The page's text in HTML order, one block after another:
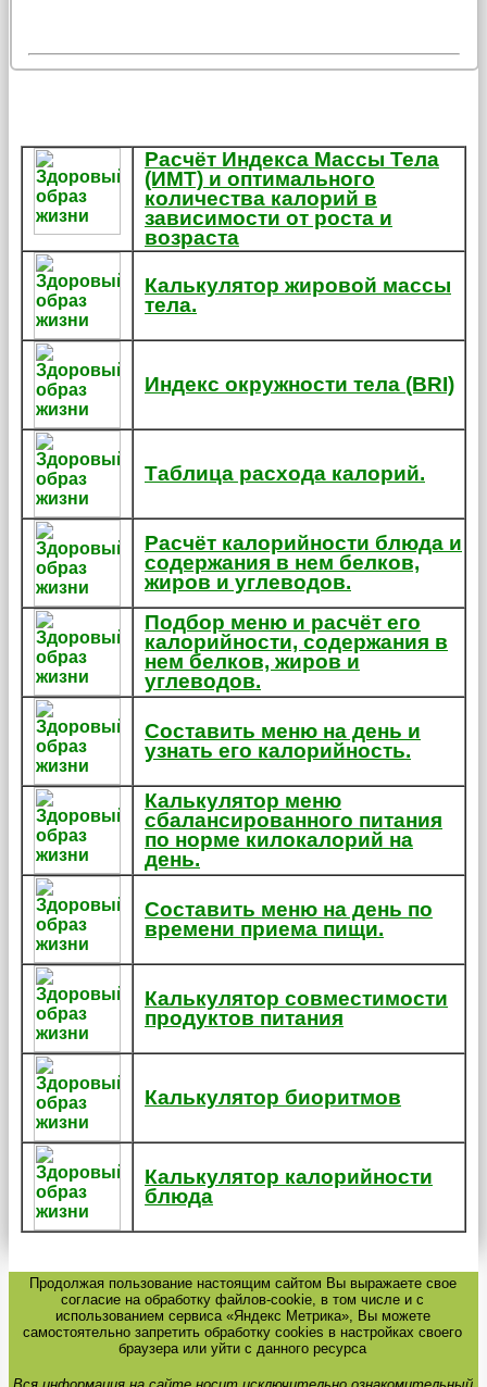
Расчёт Индекса Массы Тела
(ИМТ) и оптимального
количества калорий в
зависимости от роста и
возраста
Калькулятор жировой массы
тела.
Индекс окружности тела (BRI)
Таблица расхода калорий.
Расчёт калорийности блюда и
содержания в нем белков,
жиров и углеводов.
Подбор меню и расчёт его
калорийности, содержания в
нем белков, жиров и
углеводов.
Составить меню на день и
узнать его калорийность.
Калькулятор меню
сбалансированного питания
по норме килокалорий на
день.
Составить меню на день по
времени приема пищи.
Калькулятор совместимости
продуктов питания
Калькулятор биоритмов
Калькулятор калорийности
блюда
Продолжая пользование настоящим сайтом Вы выражаете свое
согласие на обработку файлов-cookie, в том числе и с
использованием сервиса «Яндекс Метрика», Вы можете
самостоятельно запретить обработку cookies в настройках своего
браузера или уйти с данного ресурса